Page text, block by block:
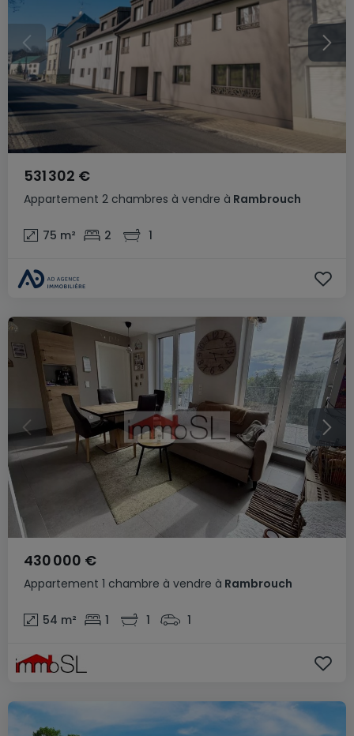
Appartement 2 chambres à vendre à Rambrouch
531 302 €
75 m² 2 1
Appartement 1 chambre à vendre à Rambrouch
430 000 €
54 m² 1 1 1